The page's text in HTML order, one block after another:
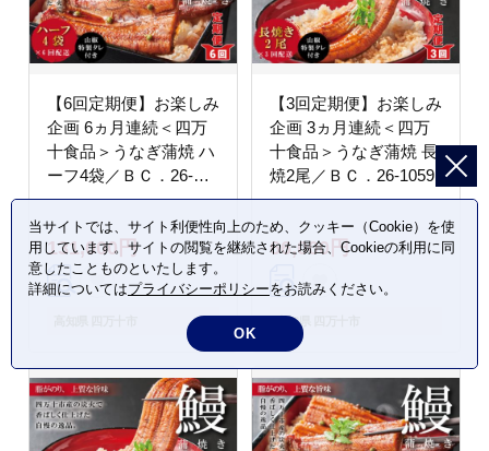
【6回定期便】お楽しみ
企画 6ヵ月連続＜四万
十食品＞うなぎ蒲焼 ハ
ーフ4袋／ＢＣ．26-
1057
131,000円
【3回定期便】お楽しみ
企画 3ヵ月連続＜四万
十食品＞うなぎ蒲焼 長
焼2尾／ＢＣ．26-1059
66,000円
高知県 四万十市
当サイトでは、サイト利便性向上のため、クッキー（Cookie）を使
用しています。サイトの閲覧を継続された場合、Cookieの利用に同
意したことものといたします。
詳細についてはプライバシーポリシーをお読みください。
OK